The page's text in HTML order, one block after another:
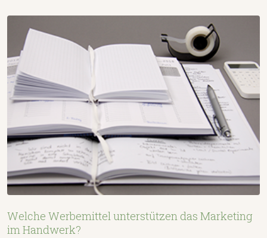
Welche Werbemittel unterstützen das Marketing
im Handwerk?